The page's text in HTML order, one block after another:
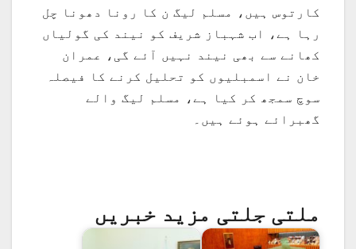
کارتوس ہیں، مسلم لیگ ن کا رونا دھونا چل
رہا ہے، اب شہباز شریف کو نیند کی گولیاں
کھانے سے بھی نیند نہیں آئے گی، عمران
خان نے اسمبلیوں کو تحلیل کرنے کا فیصلہ
سوچ سمجھ کر کیا ہے، مسلم لیگ والے
گھبرائے ہوئے ہیں۔
ملتی جلتی مزید خبریں